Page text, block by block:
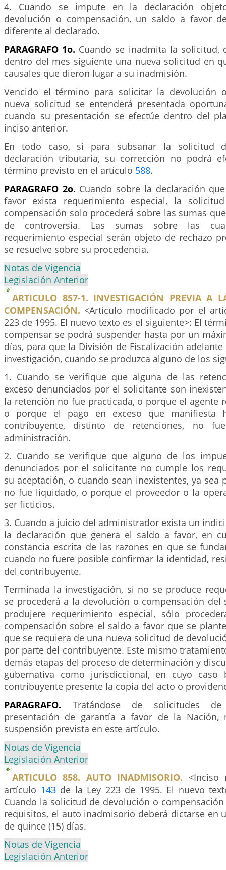
4. Cuando se impute en la declaración
devolución o compensación, un saldo a favor
diferente al declarado.
PARAGRAFO 1o. Cuando se inadmita la solicitud,
dentro del mes siguiente una nueva solicitud en
causales que dieron lugar a su inadmisión.
Vencido el término para solicitar la devolución
nueva solicitud se entenderá presentada
cuando su presentación se efectúe dentro del
inciso anterior.
En todo caso, si para subsanar la solicitud
declaración tributaria, su corrección no podrá
término previsto en el artículo 588.
PARAGRAFO 2o. Cuando sobre la declaración
favor exista requerimiento especial, la
compensación solo procederá sobre las sumas
de controversia. Las sumas sobre las
requerimiento especial serán objeto de rechazo
se resuelve sobre su procedencia.
Notas de Vigencia
Legislación Anterior
ARTICULO 857-1. INVESTIGACIÓN PREVIA A
COMPENSACIÓN. <Artículo modificado por el
223 de 1995. El nuevo texto es el siguiente>: El
compensar se podrá suspender hasta por un
días, para que la División de Fiscalización
investigación, cuando se produzca alguno de los
1. Cuando se verifique que alguna de las
exceso denunciados por el solicitante son
la retención no fue practicada, o porque el agente
o porque el pago en exceso que manifiesta
contribuyente, distinto de retenciones, no
administración.
2. Cuando se verifique que alguno de los
denunciados por el solicitante no cumple los
su aceptación, o cuando sean inexistentes, ya sea
no fue liquidado, o porque el proveedor o la
ser ficticios.
3. Cuando a juicio del administrador exista un
la declaración que genera el saldo a favor, en
constancia escrita de las razones en que se
cuando no fuere posible confirmar la identidad,
del contribuyente.
Terminada la investigación, si no se produce
se procederá a la devolución o compensación del
produjere requerimiento especial, sólo
compensación sobre el saldo a favor que se
que se requiera de una nueva solicitud de
por parte del contribuyente. Este mismo
demás etapas del proceso de determinación y
gubernativa como jurisdiccional, en cuyo caso
contribuyente presente la copia del acto o
PARAGRAFO. Tratándose de solicitudes
presentación de garantía a favor de la Nación,
suspensión prevista en este artículo.
Notas de Vigencia
Legislación Anterior
ARTICULO 858. AUTO INADMISORIO. <Inciso
artículo 143de la Ley 223 de 1995. El nuevo
Cuando la solicitud de devolución o
requisitos, el auto inadmisorio deberá dictarse en
de quince (15) días.
Notas de Vigencia
Legislación Anterior